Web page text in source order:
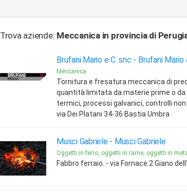
Trova aziende: Meccanica in provincia di
Brufani Mario e C. snc - Brufani Mario
Meccanica
Tornitura e fresatura meccanica di
quantità limitata da materie prime o
termici, processi galvanici, controlli
via Dei Platani 34-36 Bastia Umbra
Musci Gabriele - Musci Gabriele
Oggetti in ferro, oggetti in rame, oggetti in
Fabbro ferraio. - via Fornace 2 Giano